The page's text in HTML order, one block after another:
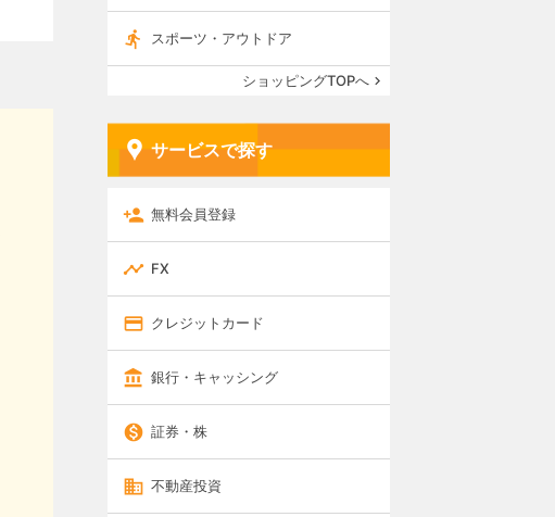
スポーツ・アウトドア
ショッピングTOPへ
サービスで探す
無料会員登録
FX
クレジットカード
銀行・キャッシング
証券・株
不動産投資